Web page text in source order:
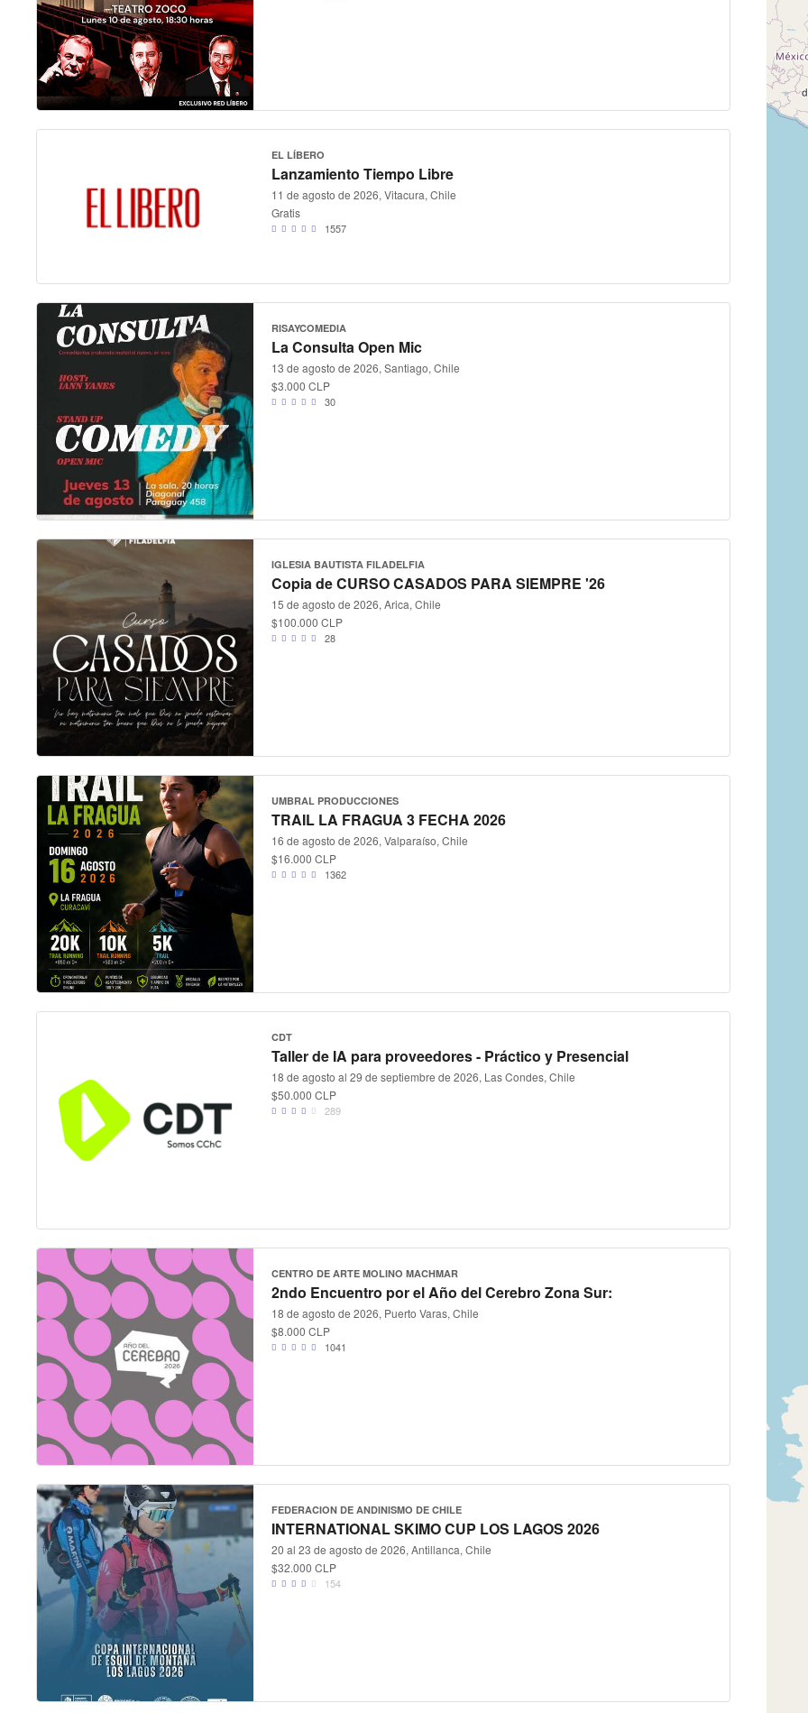
EL LÍBERO
Lanzamiento Tiempo Libre
11 de agosto de 2026, Vitacura, Chile
Gratis
1557
RISAYCOMEDIA
La Consulta Open Mic
13 de agosto de 2026, Santiago, Chile
$3.000 CLP
30
IGLESIA BAUTISTA FILADELFIA
Copia de CURSO CASADOS PARA SIEMPRE '26
15 de agosto de 2026, Arica, Chile
$100.000 CLP
28
UMBRAL PRODUCCIONES
TRAIL LA FRAGUA 3 FECHA 2026
16 de agosto de 2026, Valparaíso, Chile
$16.000 CLP
1362
CDT
Taller de IA para proveedores - Práctico y Presencial
18 de agosto al 29 de septiembre de 2026, Las Condes, Chile
$50.000 CLP
289
CENTRO DE ARTE MOLINO MACHMAR
2ndo Encuentro por el Año del Cerebro Zona Sur:
18 de agosto de 2026, Puerto Varas, Chile
$8.000 CLP
1041
FEDERACION DE ANDINISMO DE CHILE
INTERNATIONAL SKIMO CUP LOS LAGOS 2026
20 al 23 de agosto de 2026, Antillanca, Chile
$32.000 CLP
154